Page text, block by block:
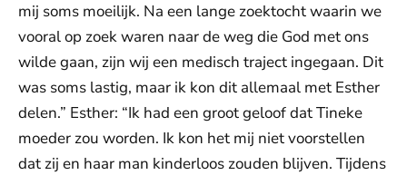
mij soms moeilijk. Na een lange zoektocht waarin we
vooral op zoek waren naar de weg die God met ons
wilde gaan, zijn wij een medisch traject ingegaan. Dit
was soms lastig, maar ik kon dit allemaal met Esther
delen.” Esther: “Ik had een groot geloof dat Tineke
moeder zou worden. Ik kon het mij niet voorstellen
dat zij en haar man kinderloos zouden blijven. Tijdens